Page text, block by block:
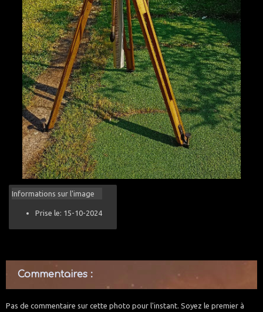
Informations sur l'image
Prise le: 15-10-2024
Commentaires :
Pas de commentaire sur cette photo pour l'instant. Soyez le premier à